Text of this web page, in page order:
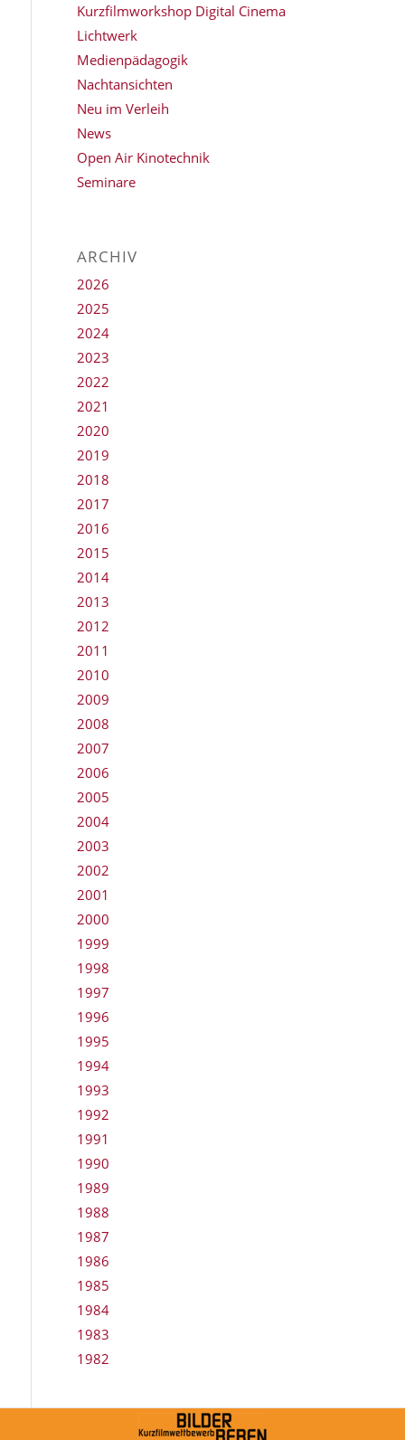
Kurzfilmworkshop Digital Cinema
Lichtwerk
Medienpädagogik
Nachtansichten
Neu im Verleih
News
Open Air Kinotechnik
Seminare
ARCHIV
2026
2025
2024
2023
2022
2021
2020
2019
2018
2017
2016
2015
2014
2013
2012
2011
2010
2009
2008
2007
2006
2005
2004
2003
2002
2001
2000
1999
1998
1997
1996
1995
1994
1993
1992
1991
1990
1989
1988
1987
1986
1985
1984
1983
1982